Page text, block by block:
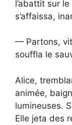
l’abattit sur le
s’affaissa,
— Partons,
souffla le
Alice,
animée,
lumineuses.
Elle jeta des